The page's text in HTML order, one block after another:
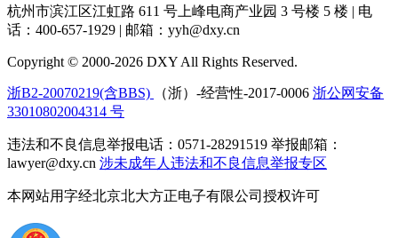
杭州市滨江区江虹路 611 号上峰电商产业园 3 号楼 5 楼 | 电
话：400-657-1929 | 邮箱：yyh@dxy.cn
Copyright © 2000-2026 DXY All Rights Reserved.
浙B2-20070219(含BBS) （浙）-经营性-2017-0006 浙公网安备
33010802004314 号
违法和不良信息举报电话：0571-28291519 举报邮箱：
lawyer@dxy.cn 涉未成年人违法和不良信息举报专区
本网站用字经北京北大方正电子有限公司授权许可